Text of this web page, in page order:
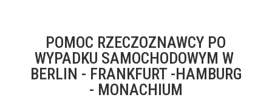
POMOC RZECZOZNAWCY PO
WYPADKU SAMOCHODOWYM W
BERLIN - FRANKFURT -HAMBURG
- MONACHIUM